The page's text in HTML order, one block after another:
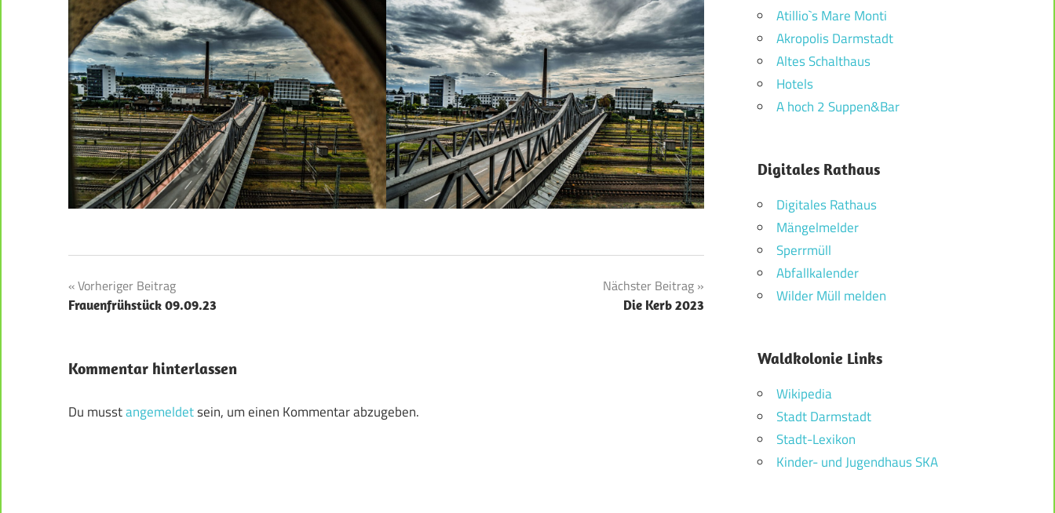
Beitragsnavigation
Vorheriger Beitrag
Frauenfrühstück 09.09.23
Nächster Beitrag
Die Kerb 2023
Kommentar hinterlassen
Du musstangemeldetsein, um einen Kommentar abzugeben.
Atillio`s Mare Monti
Akropolis Darmstadt
Altes Schalthaus
Hotels
A hoch 2 Suppen&Bar
Digitales Rathaus
Digitales Rathaus
Mängelmelder
Sperrmüll
Abfallkalender
Wilder Müll melden
Waldkolonie Links
Wikipedia
Stadt Darmstadt
Stadt-Lexikon
Kinder- und Jugendhaus SKA